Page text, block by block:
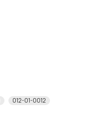
012-01-0012